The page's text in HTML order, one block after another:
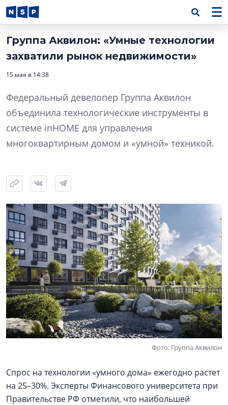
Группа Аквилон: «Умные технологии
захватили рынок недвижимости»
15 мая в 14:38
Федеральный девелопер Группа Аквилон
объединила технологические инструменты в
системе inHOME для управления
многоквартирным домом и «умной» техникой.
Фото: Группа Аквилон
Спрос на технологии «умного дома» ежегодно растет
на 25–30%. Эксперты Финансового университета при
Правительстве РФ отметили, что наибольшей